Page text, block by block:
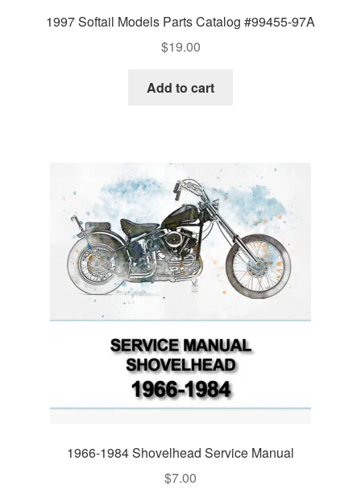
1997 Softail Models Parts Catalog #99455-97A
$19.00
Add to cart
1966-1984 Shovelhead Service Manual
$7.00